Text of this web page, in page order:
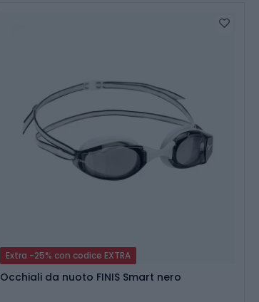
Extra -25% con codice EXTRA
Occhiali da nuoto FINIS Smart nero